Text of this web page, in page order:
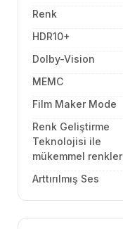
Renk
HDR10+
Dolby-Vision
MEMC
Film Maker Mode
Renk Geliştirme
Teknolojisi ile
mükemmel renkler
Arttırılmış Ses